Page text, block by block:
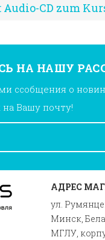
Audio-CD zum
НА НАШУ
ссобщения о
на Вашу почту!
АДРЕС
ул.
Минск,
МГЛУ,